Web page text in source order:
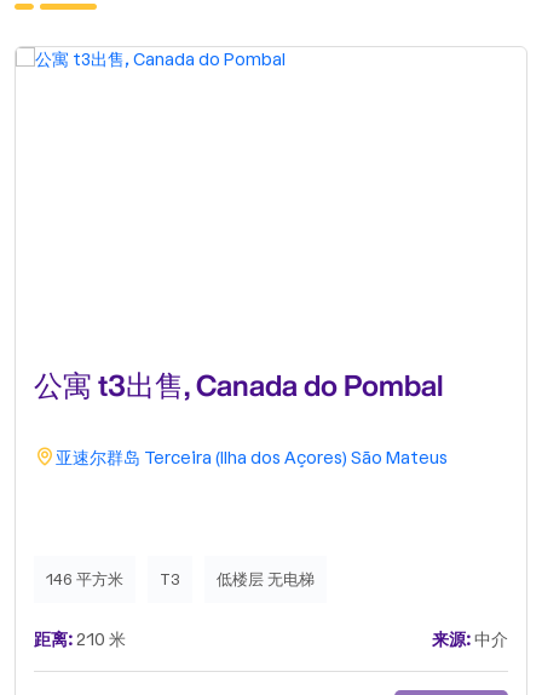
公寓 t3出售, Canada do Pombal
亚速尔群岛 Terceira (Ilha dos Açores) São Mateus
146 平方米 T3 低楼层 无电梯
距离:210 米 来源:中介